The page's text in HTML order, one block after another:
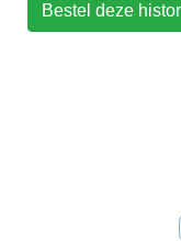
Bestel deze